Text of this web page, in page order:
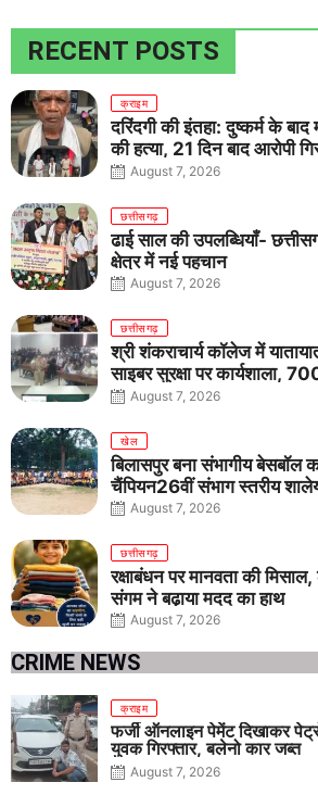
RECENT POSTS
क्राइम
दरिंदगी की इंतहा: दुष्कर्म के
की हत्या, 21 दिन बाद आरोपी
August 7, 2026
छत्तीसगढ़
ढाई साल की उपलब्धियाँ-
क्षेत्र में नई पहचान
August 7, 2026
छत्तीसगढ़
श्री शंकराचार्य कॉलेज में
साइबर सुरक्षा पर कार्यशाला, 700
जागरूकता का संकल्प
August 7, 2026
खेल
बिलासपुर बना संभागीय
चैंपियन26वीं संभाग स्तरीय
तीनों आयु वर्गों में शानदार प्रदर्शन
August 7, 2026
छत्तीसगढ़
रक्षाबंधन पर मानवता की
संगम ने बढ़ाया मदद का हाथ
August 7, 2026
CRIME NEWS
क्राइम
फर्जी ऑनलाइन पेमेंट दिखाकर
युवक गिरफ्तार, बलेनो कार जब्त
August 7, 2026